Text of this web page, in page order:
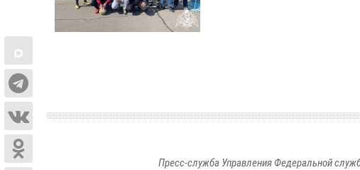
Пресс-служба Управления Федеральной